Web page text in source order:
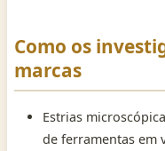
Como os
marcas
Estrias
de ferramentas em